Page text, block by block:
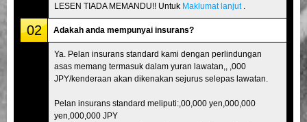
LESEN TIADA MEMANDU!! Untuk Maklumat lanjut.
02 Adakah anda mempunyai insurans?
Ya. Pelan insurans standard kami dengan perlindungan
asas memang termasuk dalam yuran lawatan,, ,000
JPY/kenderaan akan dikenakan sejurus selepas lawatan.
Pelan insurans standard meliputi:,00,000 yen,000,000
yen,000,000 JPY